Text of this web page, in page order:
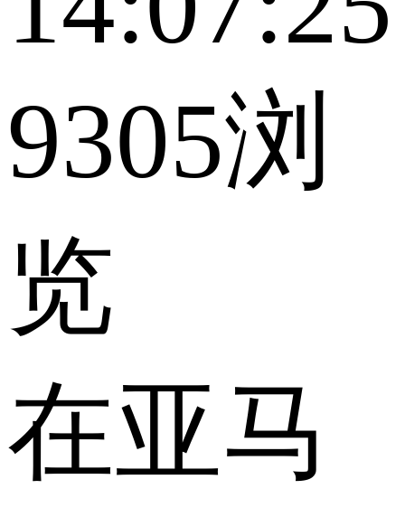
9305浏
览
在亚马